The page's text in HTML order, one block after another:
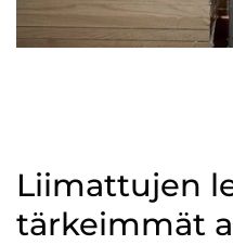
Liimattujen
tärkeimmät